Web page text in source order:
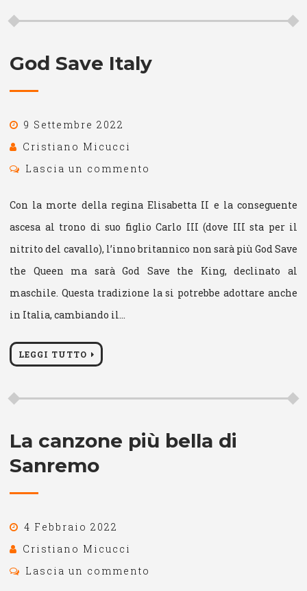
God Save Italy
9 Settembre 2022
Cristiano Micucci
Lascia un commento
Con la morte della regina Elisabetta II e la conseguente
ascesa al trono di suo figlio Carlo III (dove III sta per il
nitrito del cavallo), l’inno britannico non sarà più God Save
the Queen ma sarà God Save the King, declinato al
maschile. Questa tradizione la si potrebbe adottare anche
in Italia, cambiando il…
LEGGI TUTTO
La canzone più bella di
Sanremo
4 Febbraio 2022
Cristiano Micucci
Lascia un commento